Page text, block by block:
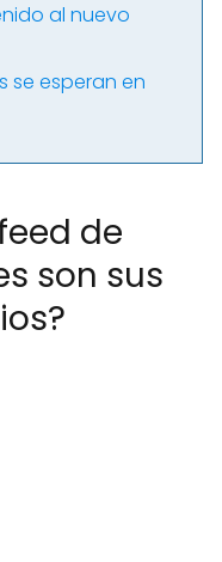
al nuevo
se esperan en
de
son sus